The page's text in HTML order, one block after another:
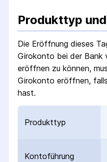
Produkttyp
Die Eröffnung dieses
Girokonto bei der Bank
eröffnen zu können,
Girokonto eröffnen,
hast.
Produkttyp
Kontoführung